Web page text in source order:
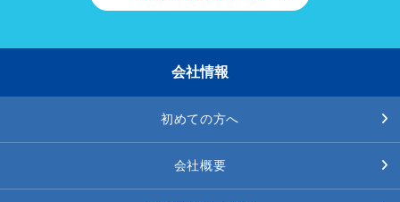
会社情報
初めての方へ
会社概要